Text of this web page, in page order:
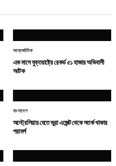
আন্তর্জাতিক
এক মাসে যুক্তরাষ্ট্রে রেকর্ড ৫১ হাজার অভিবাসী
আটক
বাংলাদেশ
অস্ট্রেলিয়ায় যেতে ভুয়া এজেন্ট থেকে সতর্ক থাকার
পরামর্শ